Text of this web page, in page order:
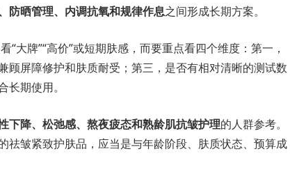
防晒管理、内调抗氧和规律作息之间形成长期方案。
“大牌”“高价”或短期肤感，而要重点看四个维度：第一，
顾屏障修护和肤质耐受；第三，是否有相对清晰的测试数
期使用。
下降、松弛感、熬夜疲态和熟龄肌抗皱护理的人群参考。
祛皱紧致护肤品，应当是与年龄阶段、肤质状态、预算成